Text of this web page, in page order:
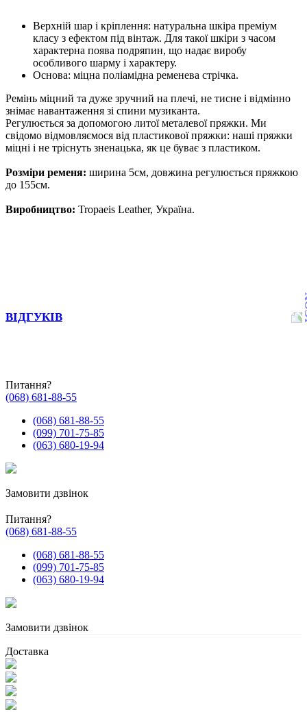
Верхній шар і кріплення: натуральна шкіра преміум
класу з ефектом під вінтаж. Для такої шкіри з часом
характерна поява подряпин, що надає виробу
особливого шарму і характеру.
Основа: міцна поліамідна ременева стрічка.
Ремінь міцний та дуже зручний на плечі, не тисне і відмінно
знімає навантаження зі спини музиканта.
Регулюється за допомогою литої металевої пряжки. Ми
свідомо відмовляємося від пластикової пряжки: наші пряжки
міцні і не тріснуть зненацька, як це буває з пластиком.
Розміри ременя: ширина 5см, довжина регулюється пряжкою
до 155см.
Виробництво: Tropaeis Leather, Україна.
ВІДГУКІВ
Питання?
(068) 681-88-55
(068) 681-88-55
(099) 701-75-85
(063) 680-19-94
Замовити дзвінок
Питання?
(068) 681-88-55
(068) 681-88-55
(099) 701-75-85
(063) 680-19-94
Замовити дзвінок
Доставка